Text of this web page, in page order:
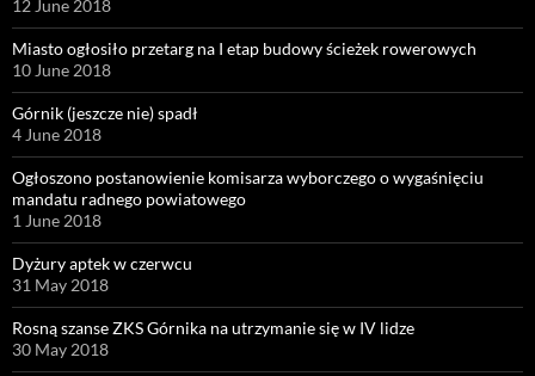
12 June 2018
Miasto ogłosiło przetarg na I etap budowy ścieżek rowerowych
10 June 2018
Górnik (jeszcze nie) spadł
4 June 2018
Ogłoszono postanowienie komisarza wyborczego o wygaśnięciu
mandatu radnego powiatowego
1 June 2018
Dyżury aptek w czerwcu
31 May 2018
Rosną szanse ZKS Górnika na utrzymanie się w IV lidze
30 May 2018